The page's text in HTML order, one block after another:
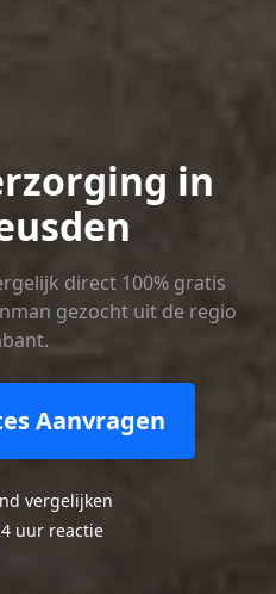
in
direct 100% gratis
gezocht uit de regio
Aanvragen
vergelijken
uur reactie